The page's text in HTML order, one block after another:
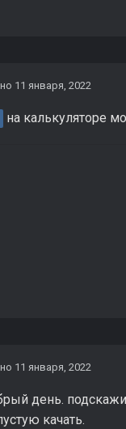
11 января, 2022
на калькуляторе
11 января, 2022
день.
качать.